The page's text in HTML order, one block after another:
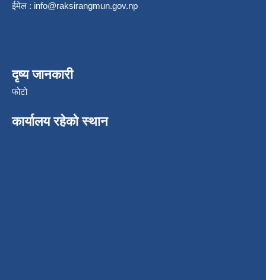
ईमेल : info@raksirangmun.gov.np
दृष्य जानकारी
फोटो
कार्यालय रहेको स्थान